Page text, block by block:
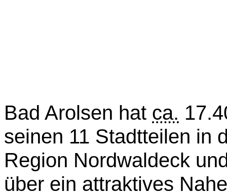
Bad Arolsen hat ca.
seinen 11 Stadtteilen in
Region Nordwaldeck
über ein attraktives